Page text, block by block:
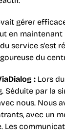
gérer
en
service s'est
du
: Lors
Séduite par la
nous. Nous
avec un
Les